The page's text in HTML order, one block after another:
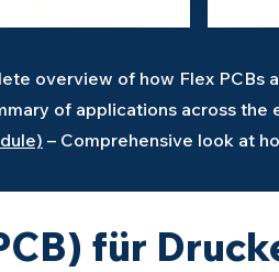
overview of how Flex PCBs
of applications across the
– Comprehensive look at
für